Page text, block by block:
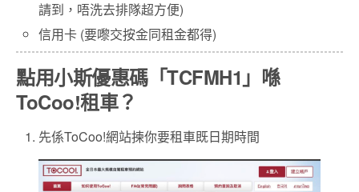
請到，唔洗去排隊超方便)
信用卡 (要嚟交按金同租金都得)
點用小斯優惠碼「TCFMH1」喺
ToCoo!租車？
先係ToCoo!網站揀你要租車既日期時間